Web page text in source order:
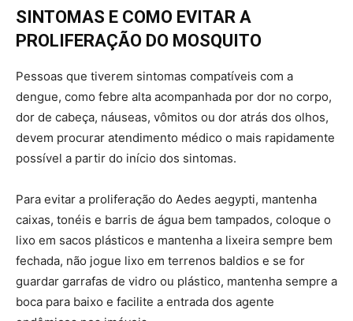
SINTOMAS E COMO EVITAR A
PROLIFERAÇÃO DO MOSQUITO
Pessoas que tiverem sintomas compatíveis com a
dengue, como febre alta acompanhada por dor no corpo,
dor de cabeça, náuseas, vômitos ou dor atrás dos olhos,
devem procurar atendimento médico o mais rapidamente
possível a partir do início dos sintomas.
Para evitar a proliferação do Aedes aegypti, mantenha
caixas, tonéis e barris de água bem tampados, coloque o
lixo em sacos plásticos e mantenha a lixeira sempre bem
fechada, não jogue lixo em terrenos baldios e se for
guardar garrafas de vidro ou plástico, mantenha sempre a
boca para baixo e facilite a entrada dos agente